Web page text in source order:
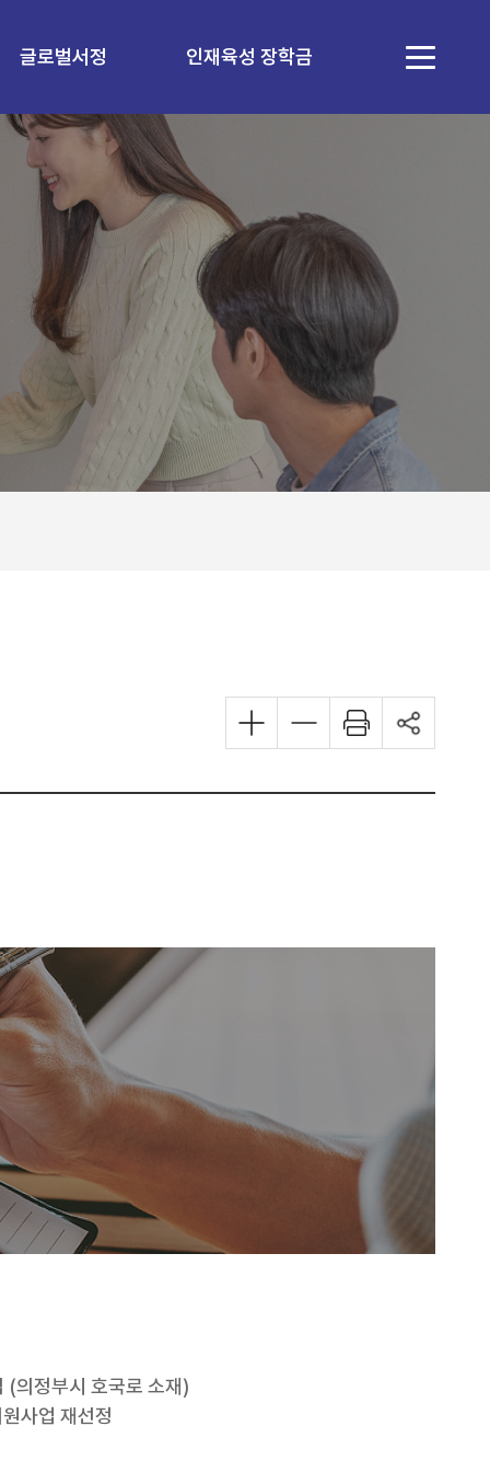
글로벌서정 인재육성 장학금
의정부시 호국로 소재)
사업 재선정